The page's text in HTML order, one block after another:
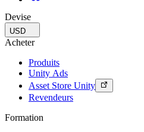
Devise
USD
Acheter
Produits
Unity Ads
Asset Store Unity
Revendeurs
Formation